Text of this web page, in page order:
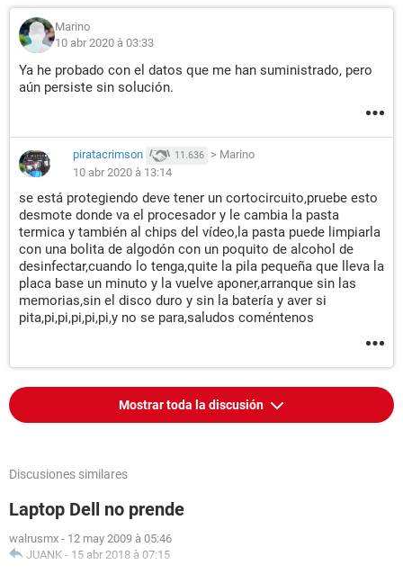
Marino
10 abr 2020 à 03:33
Ya he probado con el datos que me han suministrado, pero
aún persiste sin solución.
piratacrimson 11.636 > Marino
10 abr 2020 à 13:14
se está protegiendo deve tener un cortocircuito,pruebe esto
desmote donde va el procesador y le cambia la pasta
termica y también al chips del vídeo,la pasta puede limpiarla
con una bolita de algodón con un poquito de alcohol de
desinfectar,cuando lo tenga,quite la pila pequeña que lleva la
placa base un minuto y la vuelve aponer,arranque sin las
memorias,sin el disco duro y sin la batería y aver si
pita,pi,pi,pi,pi,pi,y no se para,saludos coméntenos
Mostrar toda la discusión
Discusiones similares
Laptop Dell no prende
walrusmx - 12 may 2009 à 05:46
JUANK - 15 abr 2018 à 07:15